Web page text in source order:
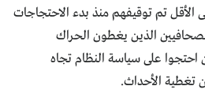
79 صحافياً على الأقل تم توقيفهم منذ بدء الاحتجاجات
الذين يغطون الحراك
على سياسة النظام تجاه
تغطية الأحداث.